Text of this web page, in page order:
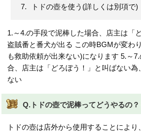
トドの壺を使う(詳しくは別項で)
1.～4.の手段で泥棒した場合、店主は「
盗賊番と番犬が出る この時BGMが変わ
も救助依頼が出来ない)になります 5.～
合、店主は「どろぼう！」と叫ばない為
ない
Q.トドの壺で泥棒ってどうやるの？
トドの壺は店外から使用することにより